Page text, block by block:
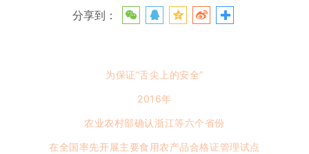
分享到：
为保证“舌尖上的安全”
2016年
农业农村部确认浙江等六个省份
在全国率先开展主要食用农产品合格证管理试点